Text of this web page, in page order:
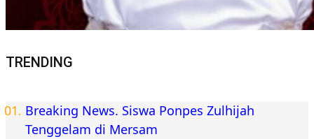
TRENDING
Breaking News. Siswa Ponpes Zulhijah
Tenggelam di Mersam